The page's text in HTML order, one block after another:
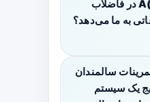
آنفلوانزا A(H۳N۲) در فاضلاب
به ما می‌دهد؟
سالمندان
یک سیستم